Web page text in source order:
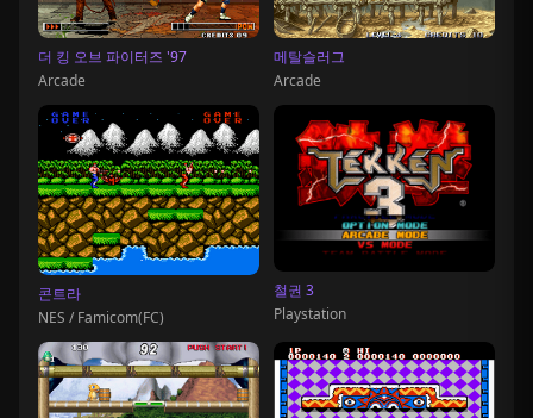
더 킹 오브 파이터즈 '97
Arcade
메탈슬러그
Arcade
콘트라
NES / Famicom(FC)
철권 3
Playstation